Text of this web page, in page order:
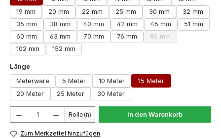
19 mm
20 mm 22 mm 25 mm 30 mm
32 mm
35 mm
38 mm 40 mm 42 mm 45 mm
51 mm
60 mm
63 mm 70 mm 76 mm 80 mm
(Diese Option ist
102 mm 152 mm
Längeauswählen
Meterware
5 Meter 10 Meter
15 Meter
20 Meter
25 Meter 30 Meter
Produkt Anzahl: Gib den gewünschten Wert ein
Rolle(n) In den Warenkorb
Zum Merkzettel hinzufügen